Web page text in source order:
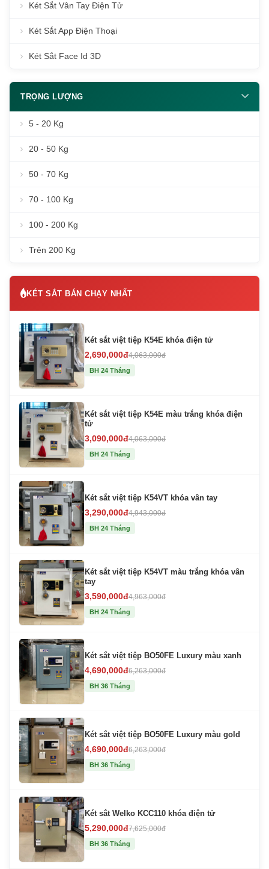
Két Sắt Vân Tay Điện Tử
Két Sắt App Điện Thoại
Két Sắt Face Id 3D
TRỌNG LƯỢNG
5 - 20 Kg
20 - 50 Kg
50 - 70 Kg
70 - 100 Kg
100 - 200 Kg
Trên 200 Kg
KÉT SẮT BÁN CHẠY NHẤT
Két sắt việt tiệp K54E khóa điện tử
2,690,000đ4,063,000đ
BH 24 Tháng
Két sắt việt tiệp K54E màu trắng khóa điện
tử
3,090,000đ4,063,000đ
BH 24 Tháng
Két sắt việt tiệp K54VT khóa vân tay
3,290,000đ4,943,000đ
BH 24 Tháng
Két sắt việt tiệp K54VT màu trắng khóa vân
tay
3,590,000đ4,963,000đ
BH 24 Tháng
Két sắt việt tiệp BO50FE Luxury màu xanh
4,690,000đ6,263,000đ
BH 36 Tháng
Két sắt việt tiệp BO50FE Luxury màu gold
4,690,000đ6,263,000đ
BH 36 Tháng
Két sắt Welko KCC110 khóa điện tử
5,290,000đ7,625,000đ
BH 36 Tháng